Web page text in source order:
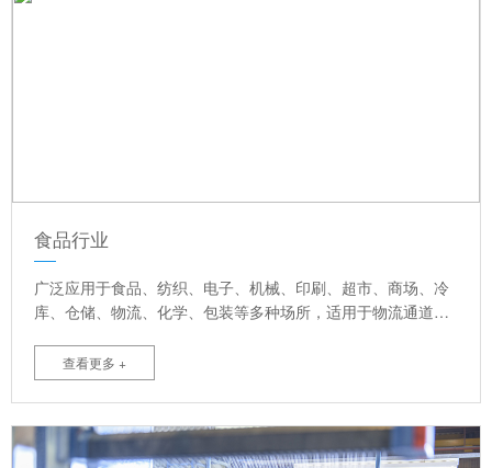
食品行业
广泛应用于食品、纺织、电子、机械、印刷、超市、商场、冷
库、仓储、物流、化学、包装等多种场所，适用于物流通道，
足物流及洁净场所，并且节省能源，提高空调效果，高速自动
关闭，提高作用效率，创造理想舒适的作业环境等优点。
查看更多 +